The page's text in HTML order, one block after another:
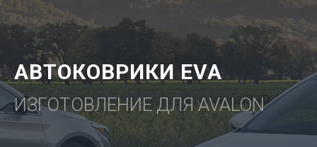
АВТОКОВРИКИ EVA
ИЗГОТОВЛЕНИЕ ДЛЯ AVALON